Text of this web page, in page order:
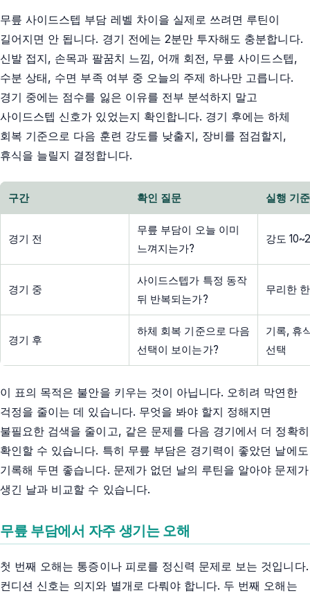
무릎 사이드스텝 부담 레벨 차이을 실제로 쓰려면 루틴이
길어지면 안 됩니다. 경기 전에는 2분만 투자해도 충분합니다.
신발 접지, 손목과 팔꿈치 느낌, 어깨 회전, 무릎 사이드스텝,
수분 상태, 수면 부족 여부 중 오늘의 주제 하나만 고릅니다.
경기 중에는 점수를 잃은 이유를 전부 분석하지 말고
사이드스텝 신호가 있었는지 확인합니다. 경기 후에는 하체
회복 기준으로 다음 훈련 강도를 낮출지, 장비를 점검할지,
휴식을 늘릴지 결정합니다.
구간 확인 질문 실행 기준
경기 전
무릎 부담이 오늘 이미
느껴지는가?
강도
경기 중
사이드스텝가 특정 동작
뒤 반복되는가?
무리한
경기 후
하체 회복 기준으로 다음
선택이 보이는가?
기록, 휴
선택
이 표의 목적은 불안을 키우는 것이 아닙니다. 오히려 막연한
걱정을 줄이는 데 있습니다. 무엇을 봐야 할지 정해지면
불필요한 검색을 줄이고, 같은 문제를 다음 경기에서 더 정확히
확인할 수 있습니다. 특히 무릎 부담은 경기력이 좋았던 날에도
기록해 두면 좋습니다. 문제가 없던 날의 루틴을 알아야 문제가
생긴 날과 비교할 수 있습니다.
무릎 부담에서 자주 생기는 오해
첫 번째 오해는 통증이나 피로를 정신력 문제로 보는 것입니다.
컨디션 신호는 의지와 별개로 다뤄야 합니다. 두 번째 오해는